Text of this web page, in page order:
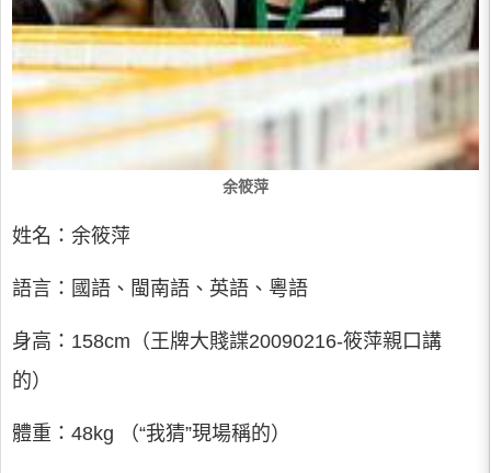
余筱萍
姓名：余筱萍
語言：國語、閩南語、英語、粵語
身高：158cm（王牌大賤諜20090216-筱萍親口講
的）
體重：48kg （“我猜”現場稱的）